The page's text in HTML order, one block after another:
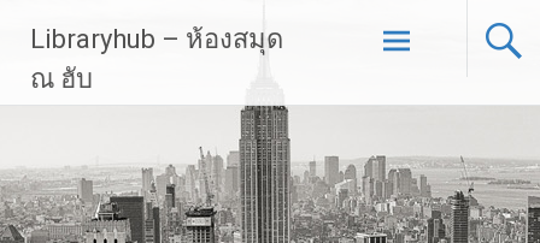
content
Libraryhub – ห้องสมุด
ณ ฮับ